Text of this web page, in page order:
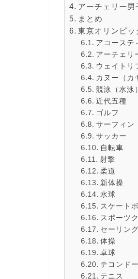
アーチェリー
まとめ
東京オリンピッ
アコーステ
アーチェリ
ウェイトリ
カヌー（カ
競泳（水泳）
近代五種
ゴルフ
サーフィン
サッカー
自転車
射撃
柔道
新体操
水球
スケート
スポーツ
セーリング
体操
卓球
テコンドー
テニス